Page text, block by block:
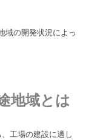
域の開発状況によっ
地域とは
工場の建設に適し